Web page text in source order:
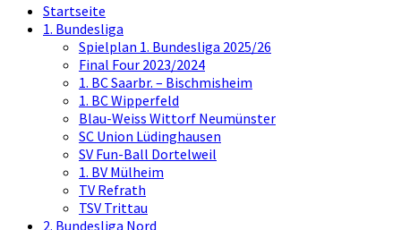
Startseite
1. Bundesliga
Spielplan 1. Bundesliga 2025/26
Final Four 2023/2024
1. BC Saarbr. – Bischmisheim
1. BC Wipperfeld
Blau-Weiss Wittorf Neumünster
SC Union Lüdinghausen
SV Fun-Ball Dortelweil
1. BV Mülheim
TV Refrath
TSV Trittau
2. Bundesliga Nord